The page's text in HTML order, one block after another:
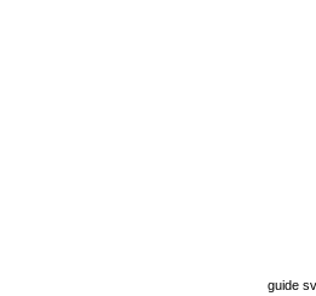
guide